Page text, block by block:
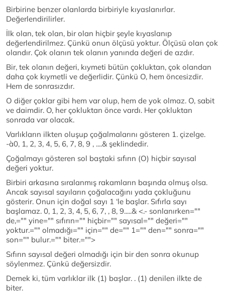
Birbirine benzer olanlarda birbiriyle kıyaslanırlar.
Değerlendirilirler.
İlk olan, tek olan, bir olan hiçbir şeyle kıyaslanıp
değerlendirilmez. Çünkü onun ölçüsü yoktur. Ölçüsü olan çok
olandır. Çok olanın tek olanın yanında değeri de azdır.
Bir, tek olanın değeri, kıymeti bütün çokluktan, çok olandan
daha çok kıymetli ve değerlidir. Çünkü O, hem öncesizdir.
Hem de sonrasızdır.
O diğer çoklar gibi hem var olup, hem de yok olmaz. O, sabit
ve daimdir. O, her çokluktan önce vardı. Her çokluktan
sonrada var olacak.
Varlıkların ilkten oluşup çoğalmalarını gösteren 1. çizelge.
-à0, 1, 2, 3, 4, 5, 6, 7, 8, 9 , ....& şeklindedir.
Çoğalmayı gösteren sol baştaki sıfırın (O) hiçbir sayısal
değeri yoktur.
Birbiri arkasına sıralanmış rakamların başında olmuş olsa.
Ancak sayısal sayıların çoğalacağını yada çokluğunu
gösterir. Onun için doğal sayı 1 ‘le başlar. Sıfırla sayı
başlamaz. 0, 1, 2, 3, 4, 5, 6, 7, , 8, 9.....& <.- sonlanırken=""
de,="" yine="" sıfırın="" hiçbir="" sayısal="" değeri=""
yoktur.="" olmadığı="" için="" de="" 1="" den="" sonra=""
son="" bulur.="" biter.="">
Sıfırın sayısal değeri olmadığı için bir den sonra okunup
söylenmez. Çünkü değersizdir.
Demek ki, tüm varlıklar ilk (1) başlar. . (1) denilen ilkte de
biter.